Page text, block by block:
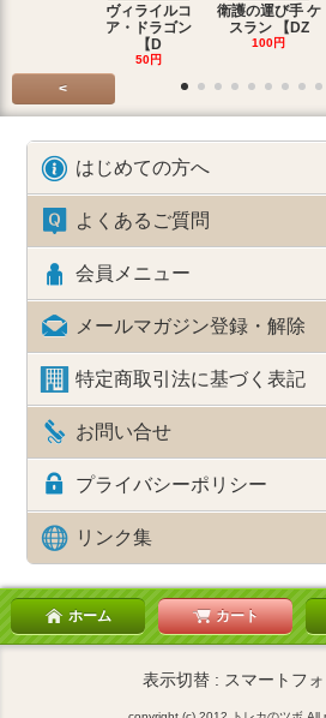
ヴィライルコ
ア・ドラゴン
【D
50円
衛護の運び手 ケ
スラン 【DZ
100円
<
はじめての方へ
よくあるご質問
会員メニュー
メールマガジン登録・解除
特定商取引法に基づく表記
お問い合せ
プライバシーポリシー
リンク集
ホーム カート
表示切替 : スマートフ